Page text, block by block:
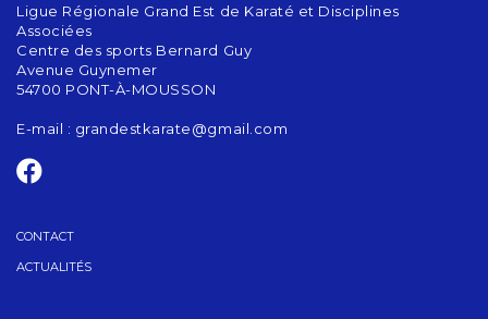
Ligue Régionale Grand Est de Karaté et Disciplines
Associées
Centre des sports Bernard Guy
Avenue Guynemer
54700 PONT-À-MOUSSON
E-mail : grandestkarate@gmail.com
CONTACT
ACTUALITÉS